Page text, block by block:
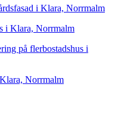
i Klara, Norrmalm
i Klara, Norrmalm
på flerbostadshus i
Norrmalm